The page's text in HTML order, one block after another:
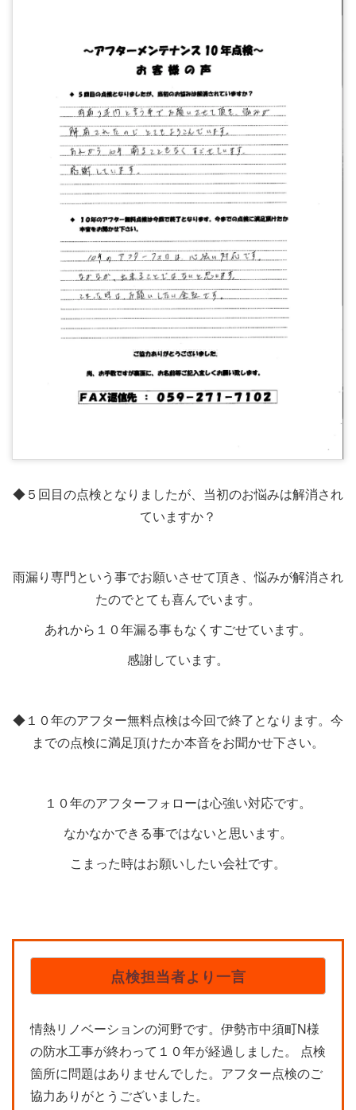
◆５回目の点検となりましたが、当初のお悩みは解消され
ていますか？
雨漏り専門という事でお願いさせて頂き、悩みが解消され
たのでとても喜んでいます。
あれから１０年漏る事もなくすごせています。
感謝しています。
◆１０年のアフター無料点検は今回で終了となります。今
までの点検に満足頂けたか本音をお聞かせ下さい。
１０年のアフターフォローは心強い対応です。
なかなかできる事ではないと思います。
こまった時はお願いしたい会社です。
点検担当者より一言
情熱リノベーションの河野です。伊勢市中須町N様
の防水工事が終わって１０年が経過しました。 点検
箇所に問題はありませんでした。アフター点検のご
協力ありがとうございました。